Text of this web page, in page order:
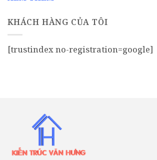
KHÁCH HÀNG CỦA TÔI
[trustindex no-registration=google]